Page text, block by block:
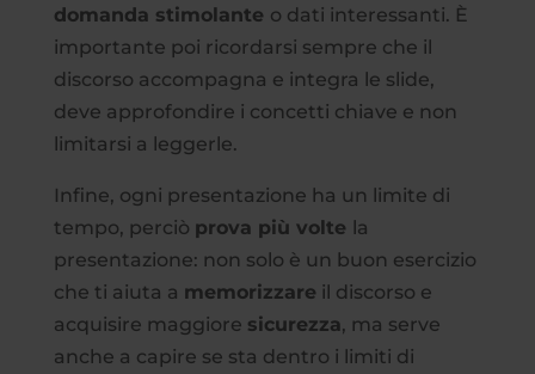
domanda stimolante o dati interessanti. È
importante poi ricordarsi sempre che il
discorso accompagna e integra le slide,
deve approfondire i concetti chiave e non
limitarsi a leggerle.
Infine, ogni presentazione ha un limite di
tempo, perciò prova più volte la
presentazione: non solo è un buon esercizio
che ti aiuta a memorizzare il discorso e
acquisire maggiore sicurezza, ma serve
anche a capire se sta dentro i limiti di